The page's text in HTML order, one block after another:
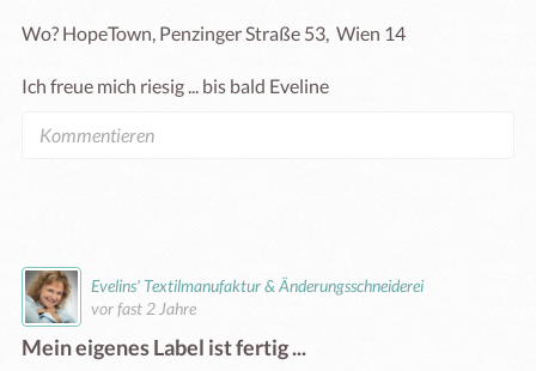
Wo? HopeTown, Penzinger Straße 53,  Wien 14
Ich freue mich riesig ... bis bald Eveline
Evelins' Textilmanufaktur & Änderungsschneiderei
vor fast 2 Jahre
Mein eigenes Label ist fertig ...